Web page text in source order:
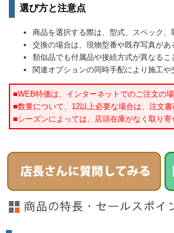
選び方と注意点
商品を選択する際は、型式、スペック
交換の場合は、現物型番や既存写真が
類似品でも付属品や接続方式が異なるこ
関連オプションの同時手配により施工
■WEB特価は、インターネットでのご注文の
■数量について、12以上必要な場合は、注文
■シーズンによっては、店頭在庫がなく取り